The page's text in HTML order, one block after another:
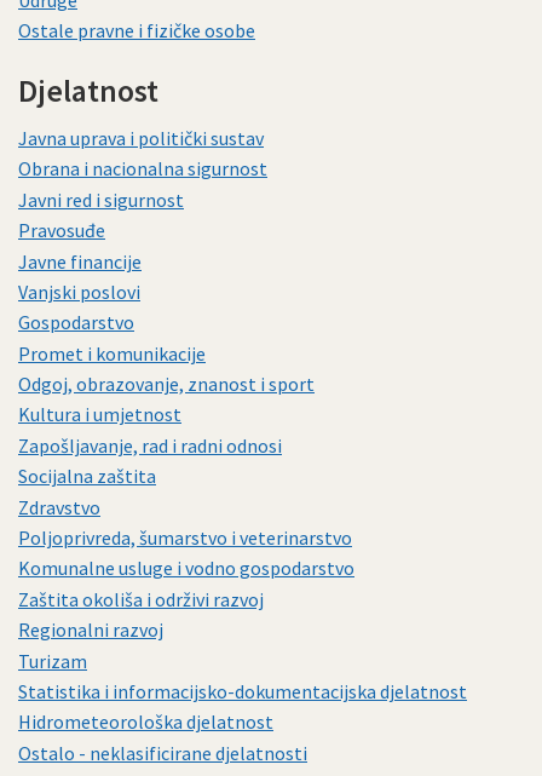
Ostale pravne i fizičke osobe
Djelatnost
Javna uprava i politički sustav
Obrana i nacionalna sigurnost
Javni red i sigurnost
Pravosuđe
Javne financije
Vanjski poslovi
Gospodarstvo
Promet i komunikacije
Odgoj, obrazovanje, znanost i sport
Kultura i umjetnost
Zapošljavanje, rad i radni odnosi
Socijalna zaštita
Zdravstvo
Poljoprivreda, šumarstvo i veterinarstvo
Komunalne usluge i vodno gospodarstvo
Zaštita okoliša i održivi razvoj
Regionalni razvoj
Turizam
Statistika i informacijsko-dokumentacijska djelatnost
Hidrometeorološka djelatnost
Ostalo - neklasificirane djelatnosti